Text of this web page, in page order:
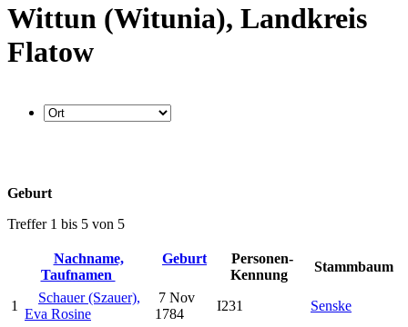
Wittun (Witunia), Landkreis
Flatow
Geburt
Treffer 1 bis 5 von 5
Nachname,
Taufnamen
Geburt
Personen-
Kennung
Stammbaum
1
Schauer (Szauer),
Eva Rosine
7 Nov
1784
I231 Senske